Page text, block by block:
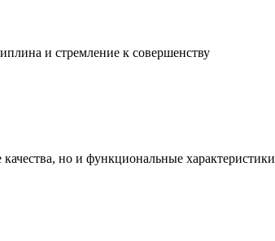
и стремление к совершенству
но и функциональные характеристики